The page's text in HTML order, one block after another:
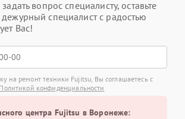
вопрос специалисту, оставьте
специалист с радостью
Вас!
на ремонт техники Fujitsu, Вы соглашаетесь с
Политикой конфиденциальности
центра Fujitsu в Воронеже: